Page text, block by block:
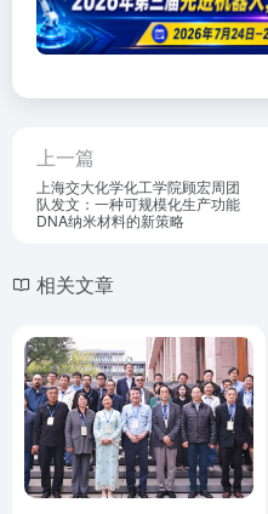
上一篇
上海交大化学化工学院顾宏周团
队发文：一种可规模化生产功能
DNA纳米材料的新策略
相关文章